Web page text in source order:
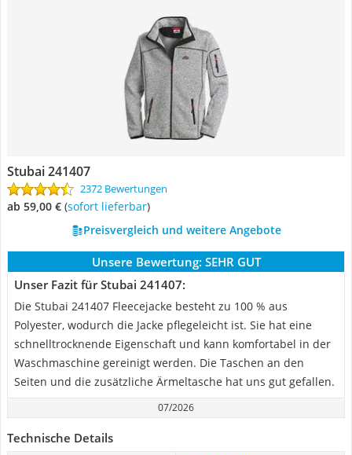
Stubai 241407
2372 Bewertungen
ab 59,00 € ( Sofort lieferbar)
Preisvergleich und weitere Angebote
Unsere Bewertung: SEHR GUT
Unser Fazit für Stubai 241407:
Die Stubai 241407 Fleecejacke besteht zu 100 % aus
Polyester, wodurch die Jacke pflegeleicht ist. Sie hat eine
schnelltrocknende Eigenschaft und kann komfortabel in der
Waschmaschine gereinigt werden. Die Taschen an den
Seiten und die zusätzliche Ärmeltasche hat uns gut gefallen.
07/2026
Technische Details